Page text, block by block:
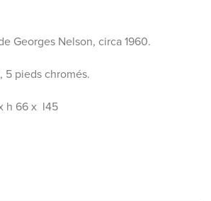
Georges Nelson, circa 1960.
5 pieds chromés.
h 66 x l45